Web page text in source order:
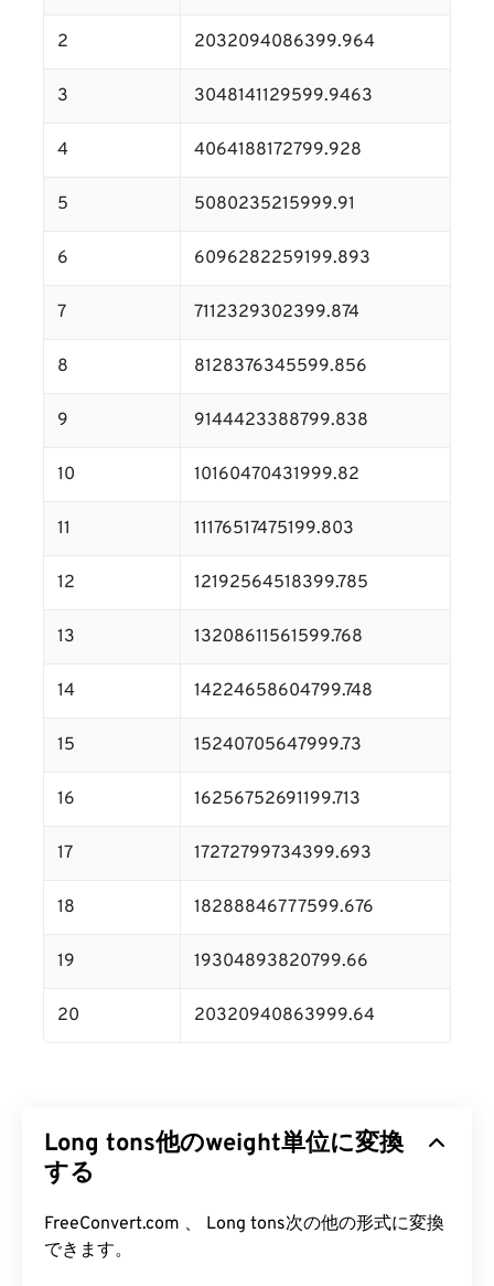
2 2032094086399.964
3 3048141129599.9463
4 4064188172799.928
5 5080235215999.91
6 6096282259199.893
7 7112329302399.874
8 8128376345599.856
9 9144423388799.838
10 10160470431999.82
11 11176517475199.803
12 12192564518399.785
13 13208611561599.768
14 14224658604799.748
15 15240705647999.73
16 16256752691199.713
17 17272799734399.693
18 18288846777599.676
19 19304893820799.66
20 20320940863999.64
Long tons他のweight単位に変換
する
FreeConvert.com 、 Long tons次の他の形式に変換
できます。